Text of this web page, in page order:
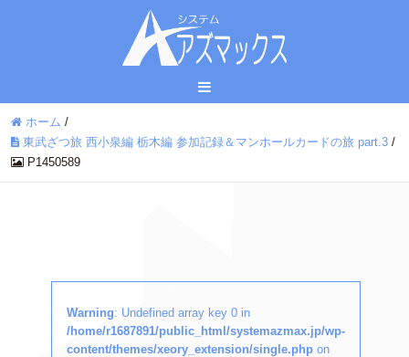
ホーム /
東武ざつ旅 西小泉編 栃木編 参加記録＆マンホールカードの旅 part.3 /
P1450589
Warning: Undefined array key 0 in
/home/r1687891/public_html/systemazmax.jp/wp-
content/themes/xeory_extension/single.php on